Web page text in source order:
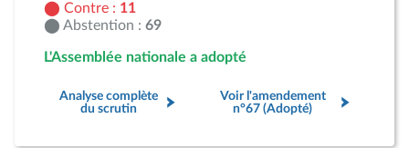
Contre : 11
Abstention : 69
L'Assemblée nationale a adopté
Analyse complète
du scrutin
Voir l'amendement
n°67 (Adopté)